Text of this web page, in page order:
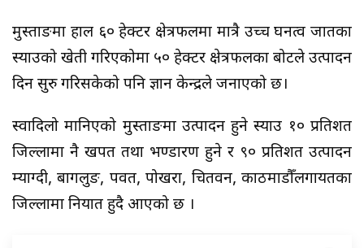
मुस्ताङमा हाल ६० हेक्टर क्षेत्रफलमा मात्रै उच्च घनत्व जातका
स्याउको खेती गरिएकोमा ५० हेक्टर क्षेत्रफलका बोटले उत्पादन
दिन सुरु गरिसकेको पनि ज्ञान केन्द्रले जनाएको छ।
स्वादिलो मानिएको मुस्ताङमा उत्पादन हुने स्याउ १० प्रतिशत
जिल्लामा नै खपत तथा भण्डारण हुने र ९० प्रतिशत उत्पादन
म्याग्दी, बागलुङ, पर्वत, पोखरा, चितवन, काठमाडौँलगायतका
जिल्लामा निर्यात हुदै आएको छ ।